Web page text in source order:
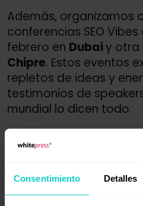
Consentimiento Detalles
Además, organizamos
conferencias SEO
febrero en Dubaiy otra
Chipre. Estos eventos
repletos de ideas y
testimonios de
mundial lo dicen todo.
Nuestra serieSEO
un gran éxito, con 18
anterior! El viaje
edición de SEO Vibes